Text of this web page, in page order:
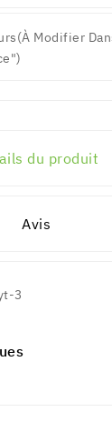
(à Modifier
du produit
Avis
3